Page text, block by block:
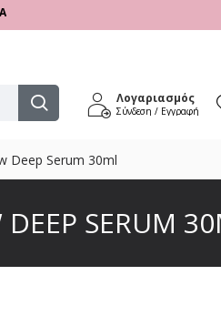
Λογαριασμός
Σύνδεση / Εγγραφή
Deep Serum 30ml
SERUM